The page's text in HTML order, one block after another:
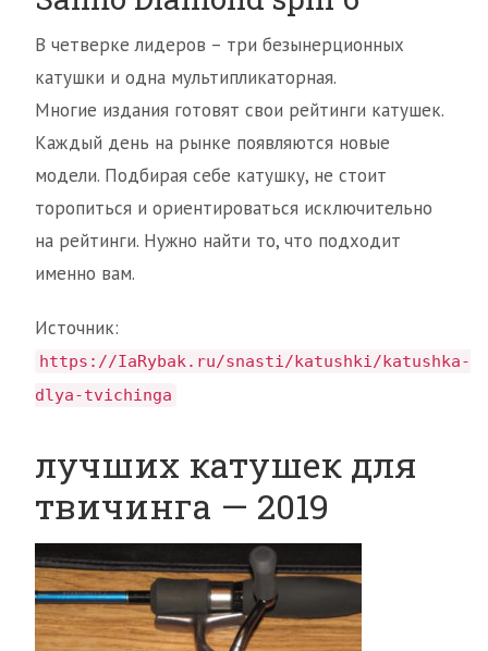
В четверке лидеров – три безынерционных
катушки и одна мультипликаторная.
Многие издания готовят свои рейтинги катушек.
Каждый день на рынке появляются новые
модели. Подбирая себе катушку, не стоит
торопиться и ориентироваться исключительно
на рейтинги. Нужно найти то, что подходит
именно вам.
Источник:
https://IaRybak.ru/snasti/katushki/katushka-
dlya-tvichinga
лучших катушек для
твичинга — 2019